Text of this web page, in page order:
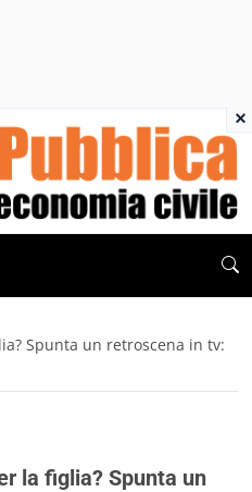
Spunta un retroscena in tv:
la figlia? Spunta un
×